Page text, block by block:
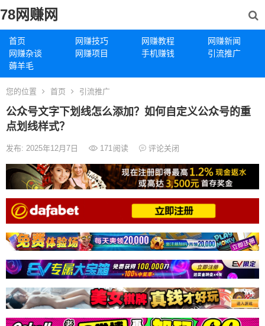
78网赚网
首页 网赚技巧 网赚教程
网赚新闻
网赚杂谈
网赚项目 手机赚钱
引流推广
薅羊毛
您的位置 首页 引流推广
公众号文字下划线怎么添加？如何自定义公众号的重
点划线样式？
发布: 2025年12月7日 171阅读 评论关闭